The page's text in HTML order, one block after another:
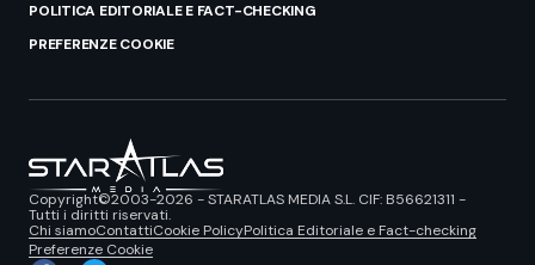
POLITICA EDITORIALE E FACT-CHECKING
PREFERENZE COOKIE
Copyright©2003-2026 - STARATLAS MEDIA S.L. CIF: B56621311 -
Tutti i diritti riservati.
Chi siamoContattiCookie PolicyPolitica Editoriale e Fact-checking
Preferenze Cookie